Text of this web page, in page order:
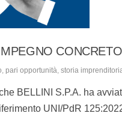
, pari opportunità, storia
BELLINI S.P.A. ha
UNI/PdR